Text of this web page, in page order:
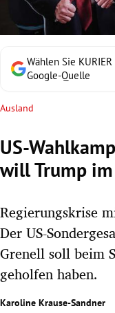
Untermenü
Untermenü
Untermenü
Untermenü
Untermenü
Untermenü
Untermenü
Untermenü
Wählen Sie
Google-Quelle
Ausland
US-
will Trump im
Regierungskrise
Der US-
Grenell soll beim
geholfen haben.
Karoline Krause-Sandner